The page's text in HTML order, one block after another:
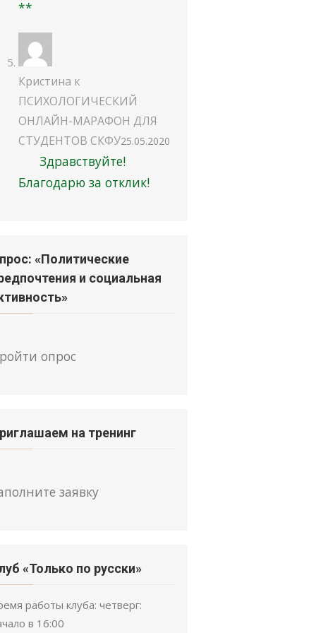
**
Кристина к
ПСИХОЛОГИЧЕСКИЙ
ОНЛАЙН-МАРАФОН ДЛЯ
СТУДЕНТОВ СКФУ25.05.2020
Здравствуйте!
Благодарю за отклик!
«Политические
и социальная
опрос
на тренинг
заявку
«Только по русски»
работы клуба: четверг:
в 16:00